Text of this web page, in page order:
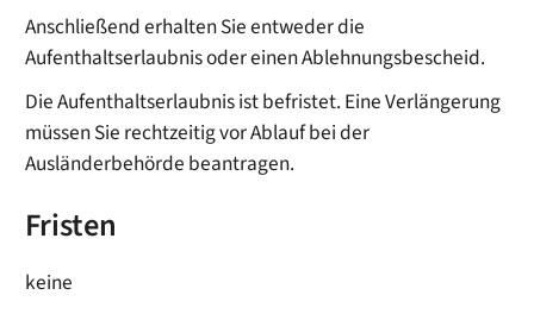
Anschließend erhalten Sie entweder die
Aufenthaltserlaubnis oder einen Ablehnungsbescheid.
Die Aufenthaltserlaubnis ist befristet. Eine Verlängerung
müssen Sie rechtzeitig vor Ablauf bei der
Ausländerbehörde beantragen.
Fristen
keine